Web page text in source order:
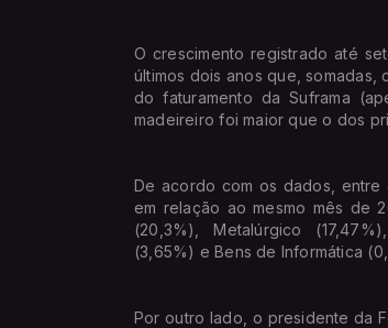
O crescimento registrado até
últimos dois anos que, somadas,
do faturamento da Suframa
madeireiro foi maior que o dos
De acordo com os dados, entre
em relação ao mesmo mês de
(20,3%), Metalúrgico
(3,65%) e Bens de Informática
Por outro lado, o presidente da